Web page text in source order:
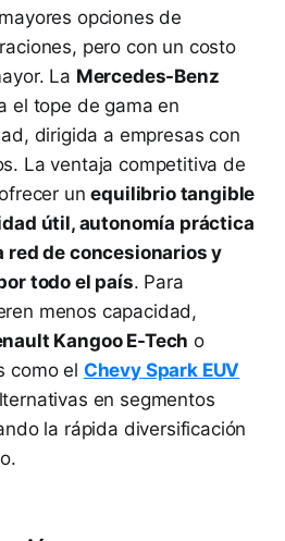
opciones de
pero con un costo
La Mercedes-Benz
el tope de gama en
dirigida a empresas con
La ventaja competitiva de
unequilibrio tangible
útil, autonomía práctica
red de concesionarios y
todo el país. Para
menos capacidad,
Kangoo E-Tech o
como el Chevy Spark EUV
en segmentos
la rápida diversificación